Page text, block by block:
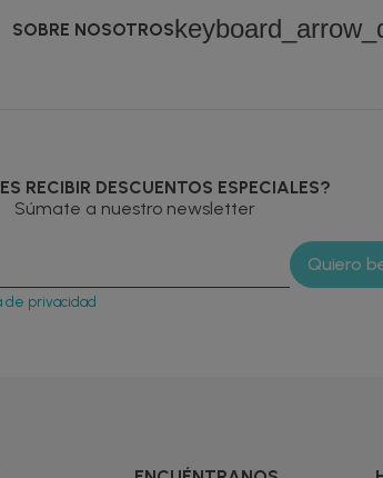
SOBRE NOSOTROS
RECIBIR DESCUENTOS ESPECIALES?
Súmate a nuestro newsletter
de privacidad